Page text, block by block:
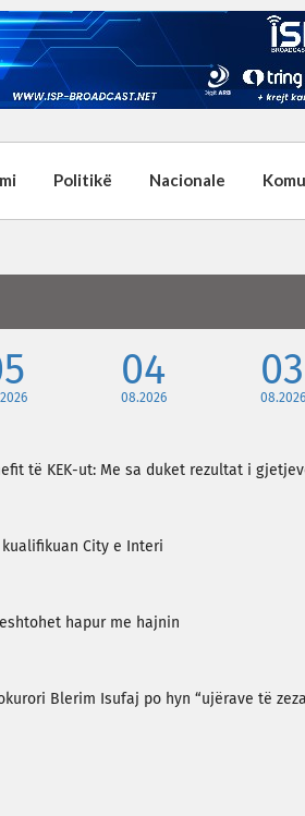
Politikë Nacionale
04
08.2026
03
08.2026
të KEK-ut: Me sa duket rezultat i
City e Interi
hapur me hajnin
Blerim Isufaj po hyn “ujërave të